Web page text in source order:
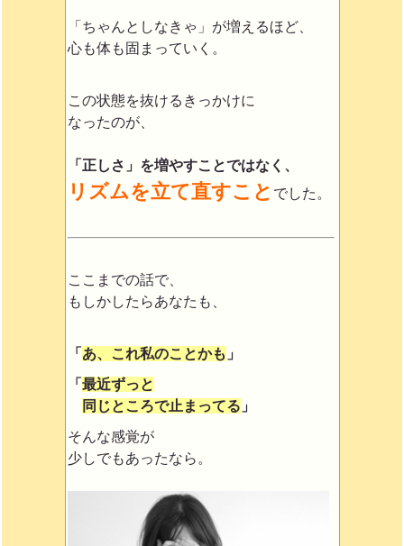
「ちゃんとしなきゃ」が増えるほど、
心も体も固まっていく。
この状態を抜けるきっかけに
なったのが、
「正しさ」を増やすことではなく、
リズムを立て直すこと でした。
ここまでの話で、
もしかしたらあなたも、
「 あ、これ私のことかも 」
「 最近ずっと
同じところで止まってる 」
そんな感覚が
少しでもあったなら。